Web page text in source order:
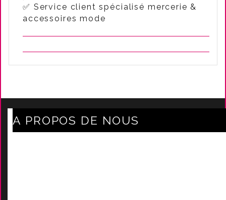
✅ Service client spécialisé mercerie &
accessoires mode
A PROPOS DE NOUS